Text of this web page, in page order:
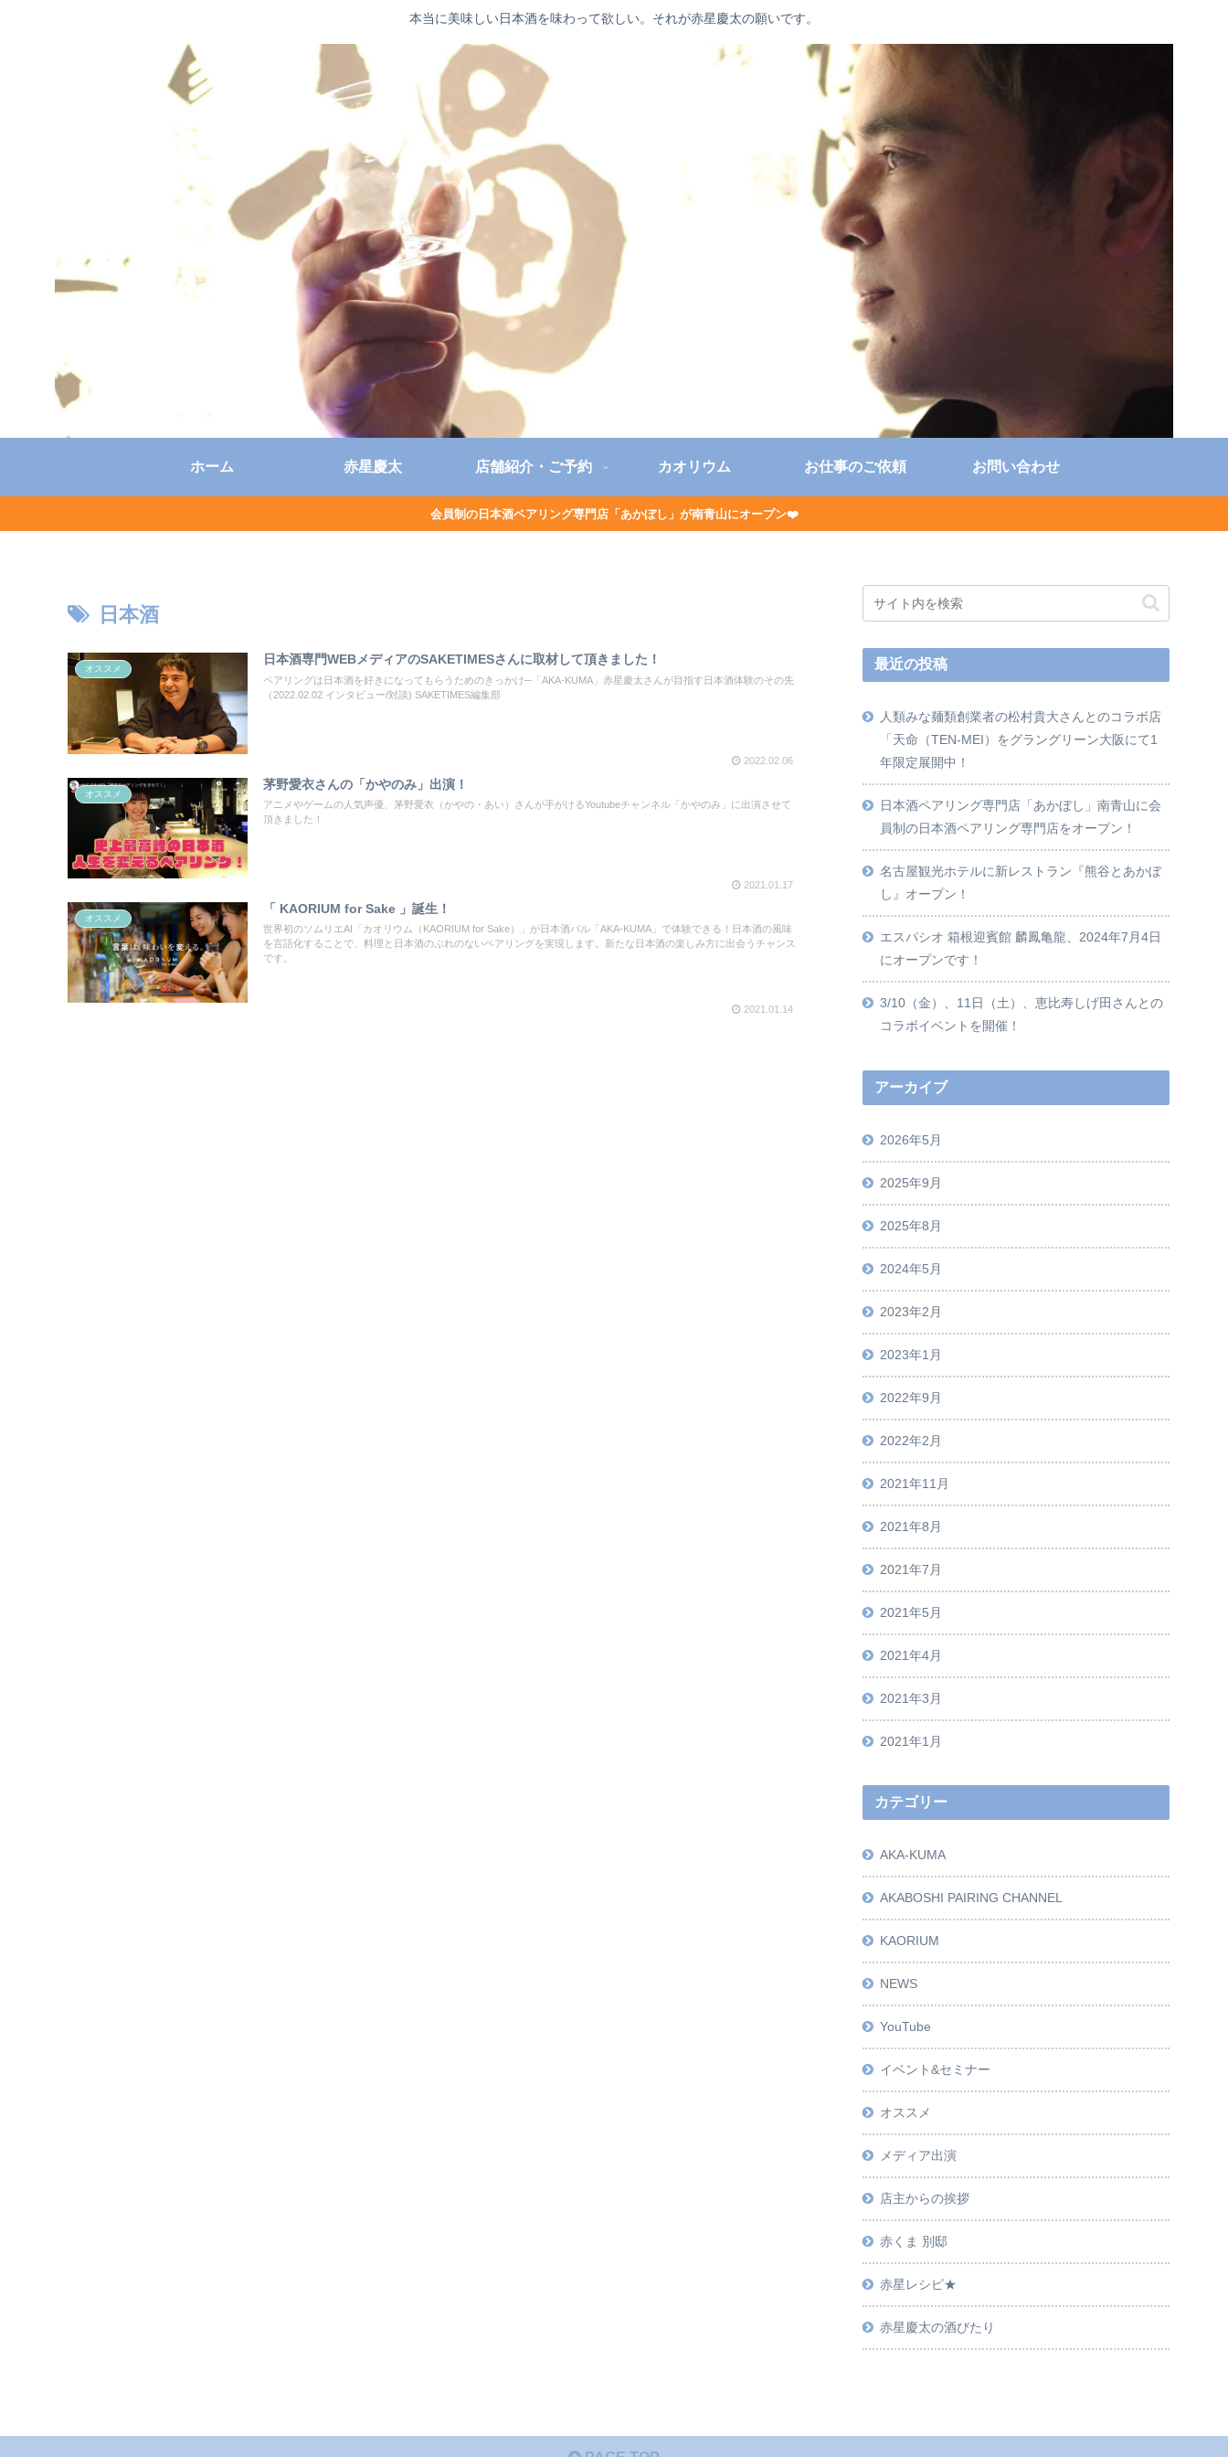
本当に美味しい日本酒を味わって欲しい。それが赤星慶太の願いです。
ホーム 赤星慶太 店舗紹介・ご予約 カオリウム お仕事のご依頼 お問い合わせ
会員制の日本酒ペアリング専門店「あかぼし」が南青山にオープン❤️
日本酒
オススメ
日本酒専門WEBメディアのSAKETIMESさんに取材して頂きました！
ペアリングは日本酒を好きになってもらうためのきっかけ─「AKA-KUMA」赤星慶太さんが目指す日本酒体験のその先
（2022.02.02 インタビュー/対談) SAKETIMES編集部
2022.02.06
オススメ
茅野愛衣さんの「かやのみ」出演！
アニメやゲームの人気声優、茅野愛衣（かやの・あい）さんが手がけるYoutubeチャンネル「かやのみ」に出演させて
頂きました！
2021.01.17
オススメ
「 KAORIUM for Sake 」誕生！
世界初のソムリエAI「カオリウム（KAORIUM for Sake）」が日本酒バル「AKA-KUMA」で体験できる！日本酒の風味
を言語化することで、料理と日本酒のぶれのないペアリングを実現します。新たな日本酒の楽しみ方に出会うチャンス
です。
2021.01.14
最近の投稿
人類みな麺類創業者の松村貴大さんとのコラボ店
「天命（TEN-MEI）をグラングリーン大阪にて1
年限定展開中！
日本酒ペアリング専門店「あかぼし」南青山に会
員制の日本酒ペアリング専門店をオープン！
名古屋観光ホテルに新レストラン『熊谷とあかぼ
し』オープン！
エスパシオ 箱根迎賓館 麟鳳亀龍、2024年7月4日
にオープンです！
3/10（金）、11日（土）、恵比寿しげ田さんとの
コラボイベントを開催！
アーカイブ
2026年5月
2025年9月
2025年8月
2024年5月
2023年2月
2023年1月
2022年9月
2022年2月
2021年11月
2021年8月
2021年7月
2021年5月
2021年4月
2021年3月
2021年1月
カテゴリー
AKA-KUMA
AKABOSHI PAIRING CHANNEL
KAORIUM
NEWS
YouTube
イベント&セミナー
オススメ
メディア出演
店主からの挨拶
赤くま 別邸
赤星レシピ★
赤星慶太の酒びたり